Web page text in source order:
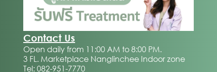
Contact Us
Open daily from 11:00 AM to 8:00 PM.
3 FL. Marketplace Nanglinchee Indoor zone
Tel: 082-951-7770